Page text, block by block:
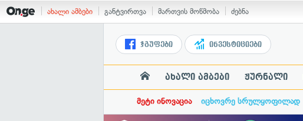
ახალი ამბები განტვირთვა მართვის მოწმობა ძებნა
ჯგუფები ინვესტიციები
ახალი ამბები ჟურნალი
მეტი ინოვაცია იცხოვრე სრულყოფილად